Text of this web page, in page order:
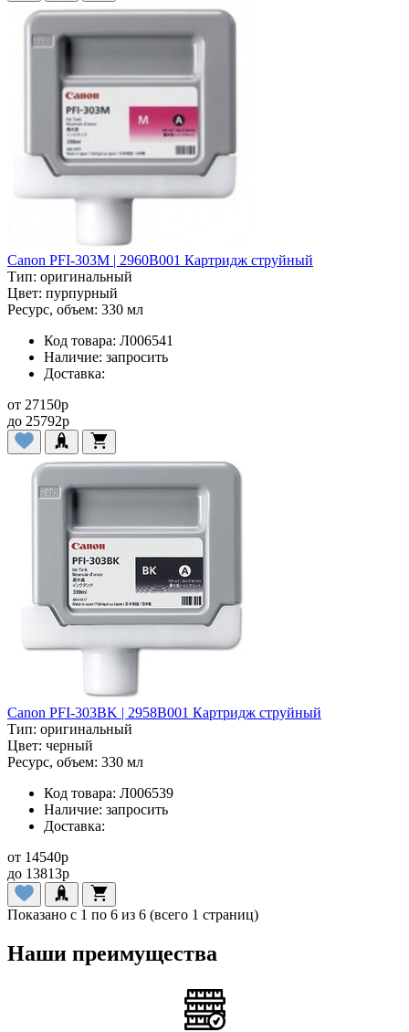
Canon PFI-303M | 2960B001 Картридж струйный
Тип: оригинальный
Цвет: пурпурный
Ресурс, объем: 330 мл
Код товара: Л006541
Наличие: запросить
Доставка:
от 27150p
до 25792p
Canon PFI-303BK | 2958B001 Картридж струйный
Тип: оригинальный
Цвет: черный
Ресурс, объем: 330 мл
Код товара: Л006539
Наличие: запросить
Доставка:
от 14540p
до 13813p
Показано с 1 по 6 из 6 (всего 1 страниц)
Наши преимущества